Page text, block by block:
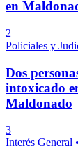
en
2
Policiales y
Dos
intoxicado
Maldonado
3
Interés General •